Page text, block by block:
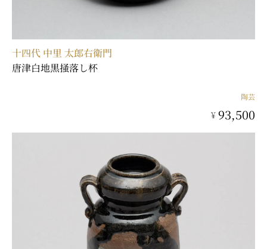
十四代 中里 太郎右衛門
唐津白地黒掻落し杯
陶芸
¥ 93,500